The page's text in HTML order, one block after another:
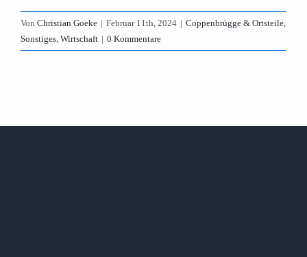
Von Christian Goeke | Februar 11th, 2024 | Coppenbrügge & Ortsteile,
Sonstiges, Wirtschaft | 0 Kommentare